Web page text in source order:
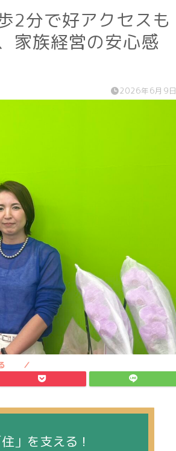
2分で好アクセスも
家族経営の安心感
2026年6月9日
」を支える！